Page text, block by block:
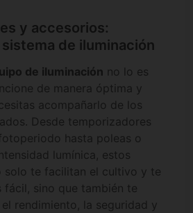
y accesorios:
de iluminación
de iluminación no lo es
de manera óptima y
acompañarlo de los
Desde temporizadores
hasta poleas o
lumínica, estos
solo te facilitan el cultivo y te
fácil, sino que también te
rendimiento, la seguridad y